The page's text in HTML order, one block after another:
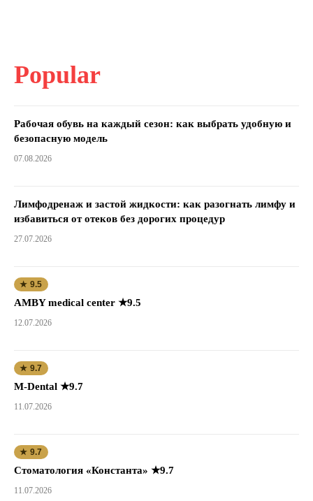
Popular
Рабочая обувь на каждый сезон: как выбрать удобную и
безопасную модель
07.08.2026
Лимфодренаж и застой жидкости: как разогнать лимфу и
избавиться от отеков без дорогих процедур
27.07.2026
★ 9.5
AMBY medical center ★9.5
12.07.2026
★ 9.7
M-Dental ★9.7
11.07.2026
★ 9.7
Стоматология «Константа» ★9.7
11.07.2026